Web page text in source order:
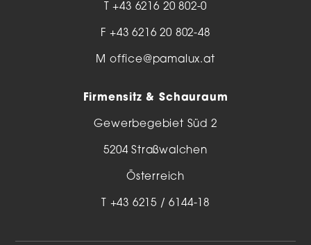
T+43 6216 20 802-0
F +43 6216 20 802-48
M office@pamalux.at
Firmensitz & Schauraum
Gewerbegebiet Süd 2
5204 Straßwalchen
Österreich
T +43 6215 / 6144-18